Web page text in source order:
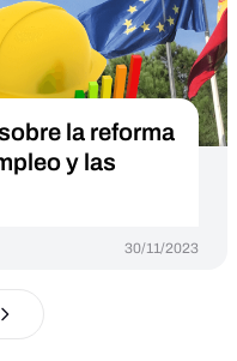
la reforma
y las
30/11/2023